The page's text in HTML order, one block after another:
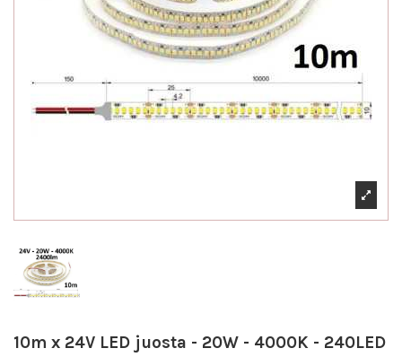
10m x 24V LED juosta - 20W - 4000K - 240LED